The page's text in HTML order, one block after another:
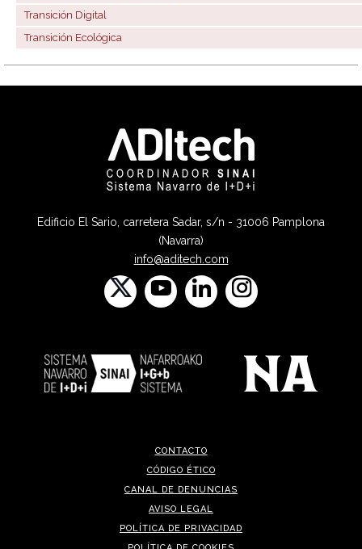
Transición Digital
Transición Ecológica
Edificio El Sario, carretera Sadar, s/n - 31006 Pamplona
(Navarra)
info@aditech.com
CONTACTO
CÓDIGO ÉTICO
CANAL DE DENUNCIAS
AVISO LEGAL
POLÍTICA DE PRIVACIDAD